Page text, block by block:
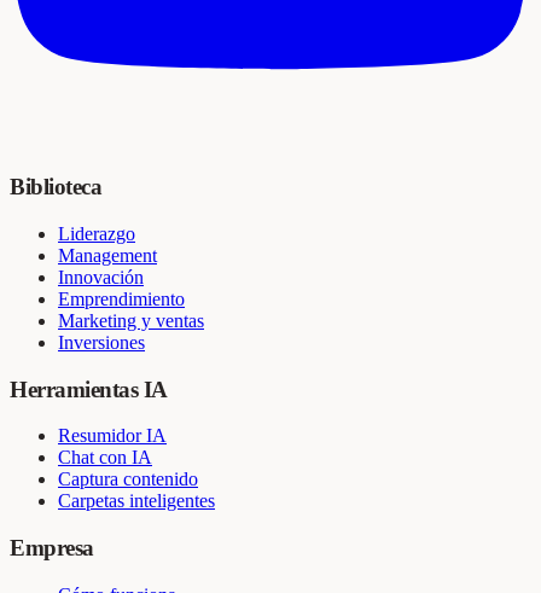
Biblioteca
Liderazgo
Management
Innovación
Emprendimiento
Marketing y ventas
Inversiones
Herramientas IA
Resumidor IA
Chat con IA
Captura contenido
Carpetas inteligentes
Empresa